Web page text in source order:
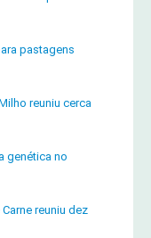
pastagens
reuniu cerca
genética no
reuniu dez